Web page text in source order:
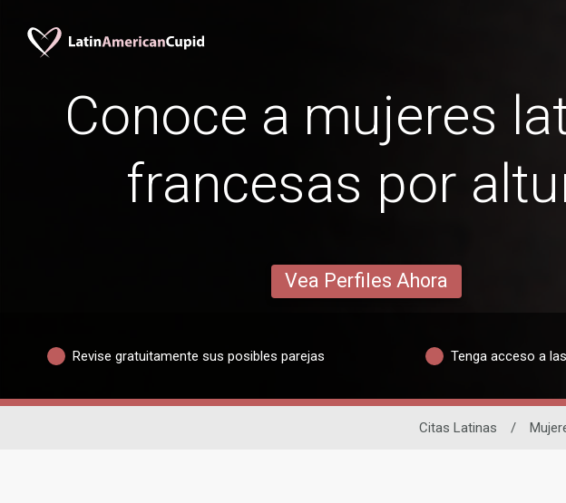
Conoce a mujeres
francesas por
Vea Perfiles Ahora
Revise gratuitamente sus posibles parejas Tenga acceso a
Citas Latinas /